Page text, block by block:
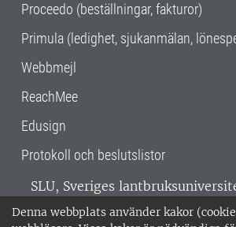
Denna webbplats använder kakor
Proceedo (beställningar, fakturor)
Primula (ledighet, sjukanmälan,
Webbmejl
ReachMee
Edusign
Protokoll och beslutslistor
SLU, Sveriges
verksamhet över hela Sverige.